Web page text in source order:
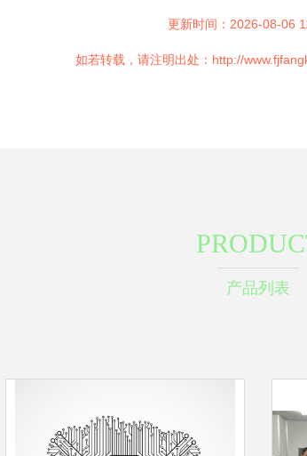
更新时间：2026-08-06
如若转载，请注明出处：http://
产品列表